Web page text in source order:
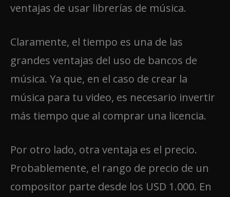
ventajas de usar librerías de música.
Claramente, el tiempo es una de las
grandes ventajas del uso de bancos de
música. Ya que, en el caso de crear la
música para tu video, es necesario invertir
más tiempo que al comprar una licencia.
Por otro lado, otra ventaja es el precio.
Probablemente, el rango de precio de un
compositor parte desde los USD 1.000. En